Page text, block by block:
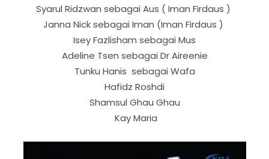
Syarul Ridzwan sebagai Aus ( Iman Firdaus )
Janna Nick sebagai Iman (Iman Firdaus )
Isey Fazlisham sebagai Mus
Adeline Tsen sebagai Dr Aireenie
Tunku Hanis sebagai Wafa
Hafidz Roshdi
Shamsul Ghau Ghau
Kay Maria